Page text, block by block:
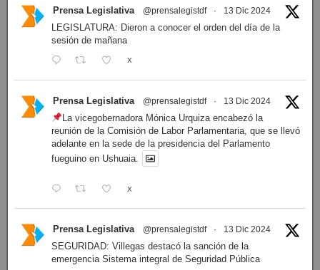
Prensa Legislativa @prensalegistdf · 13 Dic 2024
LEGISLATURA: Dieron a conocer el orden del día de la
sesión de mañana
X
Prensa Legislativa @prensalegistdf · 13 Dic 2024
La vicegobernadora Mónica Urquiza encabezó la
reunión de la Comisión de Labor Parlamentaria, que se llevó
adelante en la sede de la presidencia del Parlamento
fueguino en Ushuaia.
X
Prensa Legislativa @prensalegistdf · 13 Dic 2024
SEGURIDAD: Villegas destacó la sanción de la
emergencia Sistema integral de Seguridad Pública